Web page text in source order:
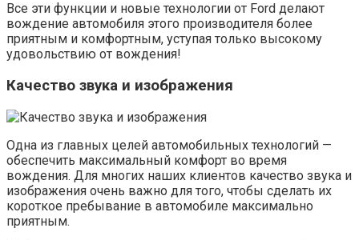
Все эти функции и новые технологии от Ford делают
вождение автомобиля этого производителя более
приятным и комфортным, уступая только высокому
удовольствию от вождения!
Качество звука и изображения
Одна из главных целей автомобильных технологий —
обеспечить максимальный комфорт во время
вождения. Для многих наших клиентов качество звука и
изображения очень важно для того, чтобы сделать их
короткое пребывание в автомобиле максимально
приятным.